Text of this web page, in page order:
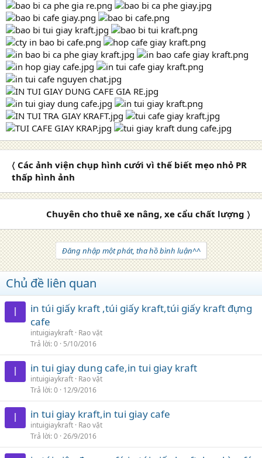
〈 Các ảnh viện chụp hình cưới vì thế biết mẹo nhỏ PR
thấp hình ảnh
Chuyên cho thuê xe nâng, xe cẩu chất lượng 〉
Đăng nhập một phát, tha hồ bình luận^^
Chủ đề liên quan
I
in túi giấy kraft ,túi giấy kraft,túi giấy kraft đựng
cafe
intuigiaykraft Rao vặt
Trả lời 0 5/10/2016
I in tui giay dung cafe,in tui giay kraft
intuigiaykraft Rao vặt
Trả lời 0 12/9/2016
I in tui giay kraft,in tui giay cafe
intuigiaykraft Rao vặt
Trả lời 0 26/9/2016